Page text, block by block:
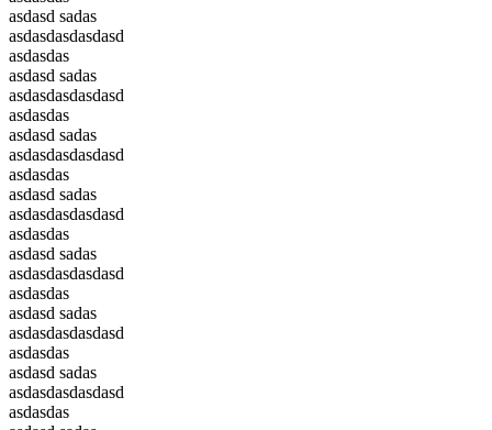
asdasd sadas
asdasdasdasdasd
asdasdas
asdasd sadas
asdasdasdasdasd
asdasdas
asdasd sadas
asdasdasdasdasd
asdasdas
asdasd sadas
asdasdasdasdasd
asdasdas
asdasd sadas
asdasdasdasdasd
asdasdas
asdasd sadas
asdasdasdasdasd
asdasdas
asdasd sadas
asdasdasdasdasd
asdasdas